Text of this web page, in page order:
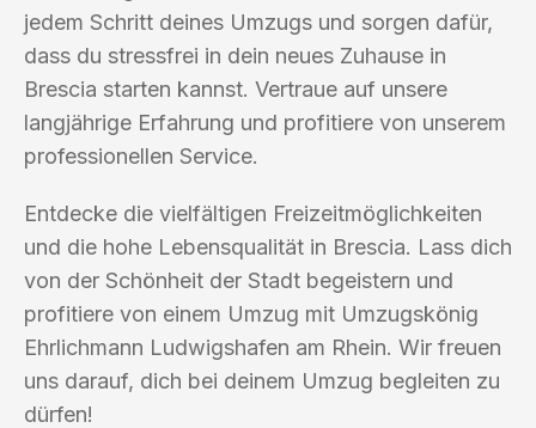
jedem Schritt deines Umzugs und sorgen dafür,
dass du stressfrei in dein neues Zuhause in
Brescia starten kannst. Vertraue auf unsere
langjährige Erfahrung und profitiere von unserem
professionellen Service.
Entdecke die vielfältigen Freizeitmöglichkeiten
und die hohe Lebensqualität in Brescia. Lass dich
von der Schönheit der Stadt begeistern und
profitiere von einem Umzug mit Umzugskönig
Ehrlichmann Ludwigshafen am Rhein. Wir freuen
uns darauf, dich bei deinem Umzug begleiten zu
dürfen!